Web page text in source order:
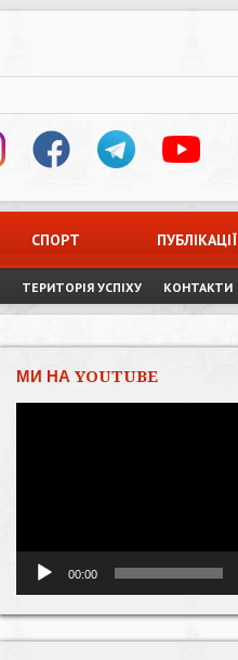
СПОРТ ПУБЛІКАЦІЇ
ТЕРИТОРІЯ УСПІХУ КОНТАКТИ
МИ НА YOUTUBE
00:00